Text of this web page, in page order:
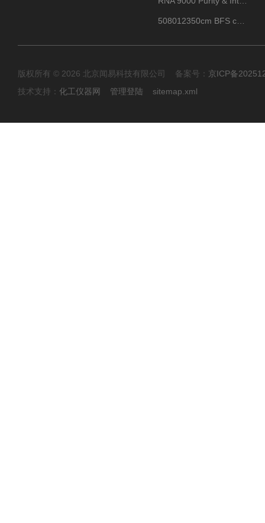
版权所有 © 2026 北京闻易科技有限公司 备案号： 京ICP备
技术支持： 化工仪器网 管理登陆 sitemap.xml